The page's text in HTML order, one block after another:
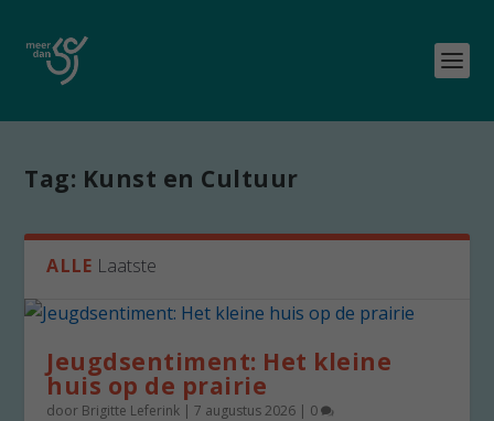
Tag: Kunst en Cultuur
ALLE Laatste
Jeugdsentiment: Het kleine
huis op de prairie
door Brigitte Leferink |7 augustus 2026 | 0